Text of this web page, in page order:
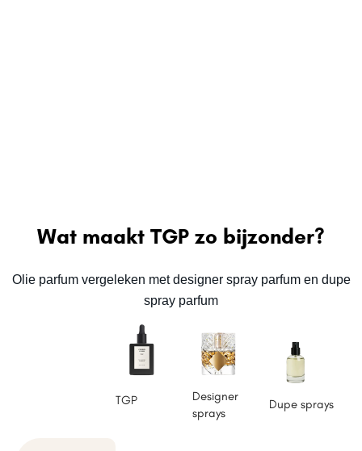
Wat maakt TGP zo bijzonder?
Olie parfum vergeleken met designer spray parfum en dupe
spray parfum
TGP
Designer
sprays
Dupe sprays